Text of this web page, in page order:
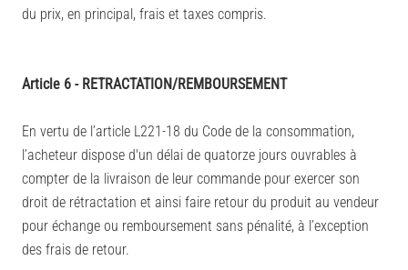
du prix, en principal, frais et taxes compris.
Article 6 - RETRACTATION/REMBOURSEMENT
En vertu de l’article L221-18 du Code de la consommation,
l’acheteur dispose d'un délai de quatorze jours ouvrables à
compter de la livraison de leur commande pour exercer son
droit de rétractation et ainsi faire retour du produit au vendeur
pour échange ou remboursement sans pénalité, à l’exception
des frais de retour.